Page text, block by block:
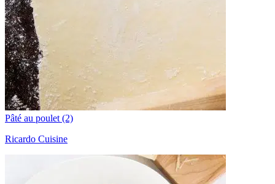
Pâté au poulet (2)
Ricardo Cuisine